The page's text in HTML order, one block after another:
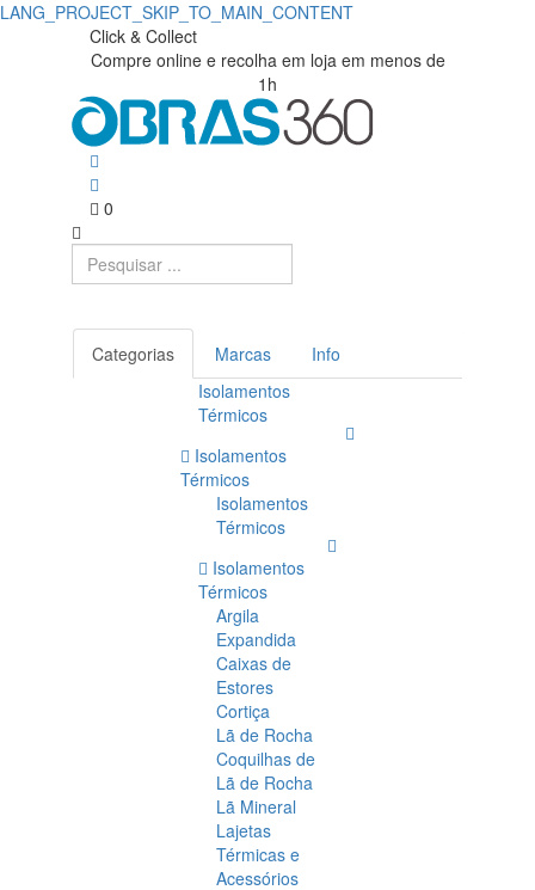
LANG_PROJECT_SKIP_TO_MAIN_CONTENT
Click & Collect
Compre online e recolha em loja em menos de
1h
0
Categorias Marcas
Info
Isolamentos
Térmicos
Isolamentos
Térmicos
Isolamentos
Térmicos
Isolamentos
Térmicos
Argila
Expandida
Caixas de
Estores
Cortiça
Lã de Rocha
Coquilhas de
Lã de Rocha
Lã Mineral
Lajetas
Térmicas e
Acessórios